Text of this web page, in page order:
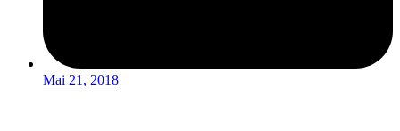
Mai 21, 2018